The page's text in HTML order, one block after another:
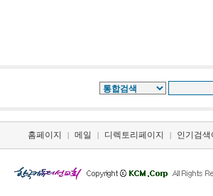
홈페이지 | 메일 | 디렉토리페이지 | 인기검색